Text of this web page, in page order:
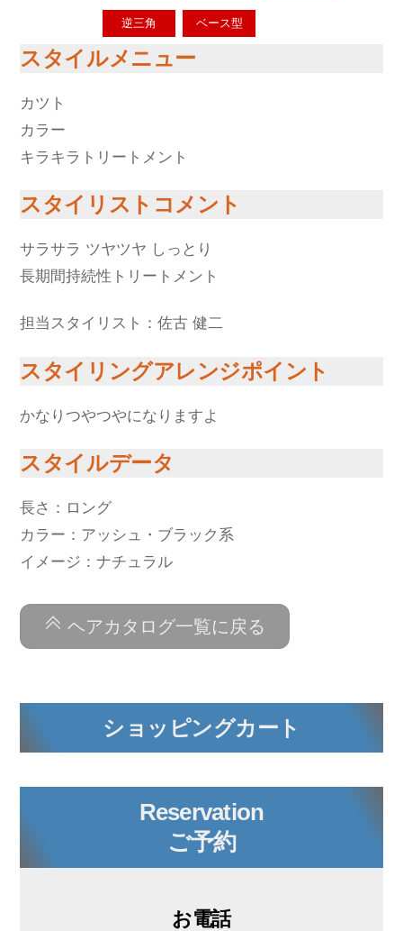
逆三角 ベース型
スタイルメニュー
カツト
カラー
キラキラトリートメント
スタイリストコメント
サラサラ ツヤツヤ しっとり
長期間持続性トリートメント
担当スタイリスト：佐古 健二
スタイリングアレンジポイント
かなりつやつやになりますよ
スタイルデータ
長さ：ロング
カラー：アッシュ・ブラック系
イメージ：ナチュラル
ヘアカタログ一覧に戻る
ショッピングカート
Reservation
ご予約
お電話